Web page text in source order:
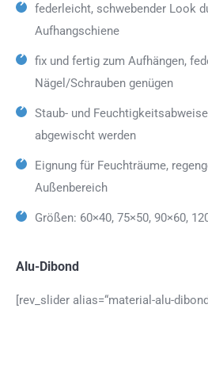
federleicht, schwebender Look
Aufhangschiene
fix und fertig zum Aufhängen,
Nägel/Schrauben genügen
Staub- und
abgewischt werden
Eignung für Feuchträume,
Außenbereich
Größen: 60×40, 75×50, 90×60,
Alu-Dibond
[rev_slider alias=“material-alu-